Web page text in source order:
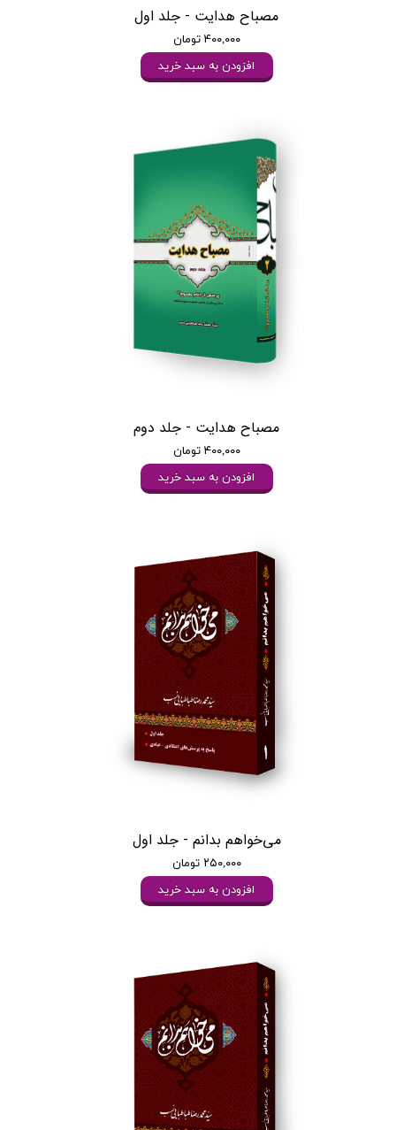
مصباح هدایت - جلد اول
۴۰۰,۰۰۰ تومان
افزودن به سبد خرید
مصباح هدایت - جلد دوم
۴۰۰,۰۰۰ تومان
افزودن به سبد خرید
می‌خواهم بدانم - جلد اول
۲۵۰,۰۰۰ تومان
افزودن به سبد خرید